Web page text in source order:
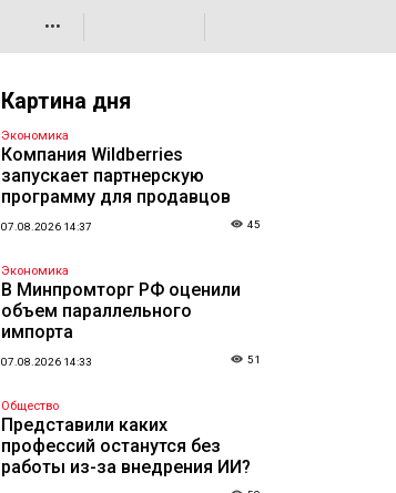
•••
Картина дня
Экономика
Компания Wildberries
запускает партнерскую
программу для продавцов
07.08.2026 14:37 45
Экономика
В Минпромторг РФ оценили
объем параллельного
импорта
07.08.2026 14:33 51
Общество
Представили каких
профессий останутся без
работы из-за внедрения ИИ?